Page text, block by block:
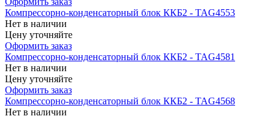
Компрессорно-конденсаторный блок ККБ2 - TAG4553
Нет в наличии
Цену уточняйте
Оформить заказ
Компрессорно-конденсаторный блок ККБ2 - TAG4581
Нет в наличии
Цену уточняйте
Оформить заказ
Компрессорно-конденсаторный блок ККБ2 - TAG4568
Нет в наличии